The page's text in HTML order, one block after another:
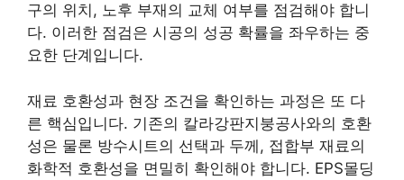
구의 위치, 노후 부재의 교체 여부를 점검해야 합니
다. 이러한 점검은 시공의 성공 확률을 좌우하는 중
요한 단계입니다.
재료 호환성과 현장 조건을 확인하는 과정은 또 다
른 핵심입니다. 기존의 칼라강판지붕공사와의 호환
성은 물론 방수시트의 선택과 두께, 접합부 재료의
화학적 호환성을 면밀히 확인해야 합니다. EPS몰딩